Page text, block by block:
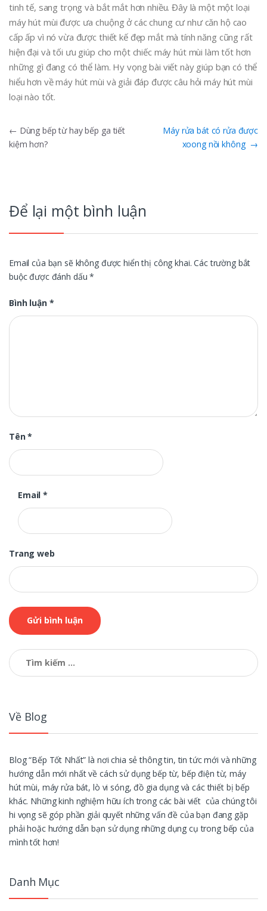
tinh tế, sang trọng và bắt mắt hơn nhiều. Đây là một một loại
máy hút mùi được ưa chuộng ở các chung cư như căn hộ cao
cấp ấp vì nó vừa được thiết kế đẹp mắt mà tính năng cũng rất
hiện đại và tối ưu giúp cho một chiếc máy hút mùi làm tốt hơn
những gì đang có thể làm. Hy vọng bài viết này giúp bạn có thể
hiểu hơn về máy hút mùi và giải đáp được câu hỏi máy hút mùi
loại nào tốt.
Điều
hướng
← Dùng bếp từ hay bếp ga tiết
kiệm hơn?
Máy rửa bát có rửa được
xoong nồi không →
Để lại một bình luận
Email của bạn sẽ không được hiển thị công khai. Các trường bắt
buộc được đánh dấu*
Bình luận *
Tên*
Email*
Trang web
Tìm
kiếm
cho:
Về Blog
Blog “Bếp Tốt Nhất” là nơi chia sẻ thông tin, tin tức mới và những
hướng dẫn mới nhất về cách sử dụng bếp từ, bếp điện từ, máy
hút mùi, máy rửa bát, lò vi sóng, đồ gia dụng và các thiết bị bếp
khác. Những kinh nghiệm hữu ích trong các bài viết của chúng tôi
hi vọng sẽ góp phần giải quyết những vấn đề của bạn đang gặp
phải hoặc hướng dẫn bạn sử dụng những dụng cụ trong bếp của
mình tốt hơn!
Danh Mục